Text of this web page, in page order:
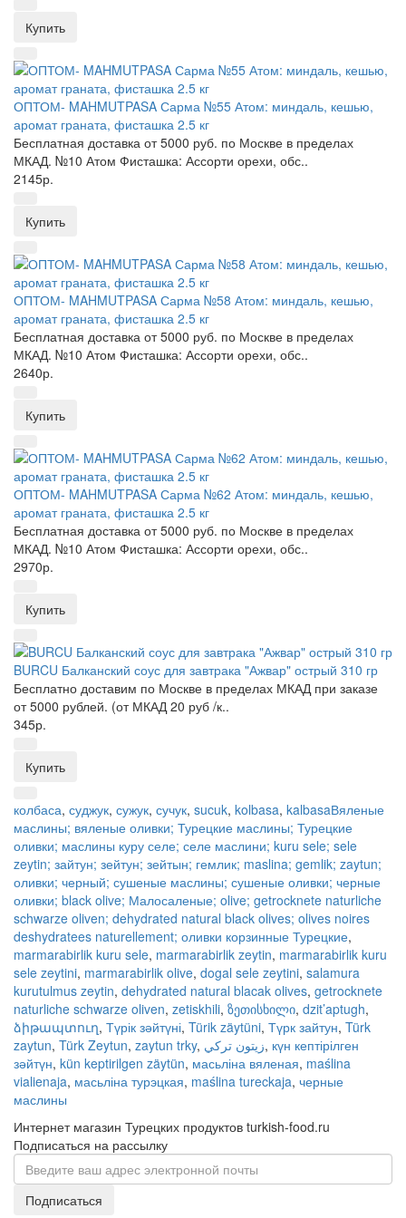
Купить
ОПТОМ- MAHMUTPASA Сарма №55 Атом: миндаль, кешью,
аромат граната, фисташка 2.5 кг
Бесплатная доставка от 5000 руб. по Москве в пределах
МКАД. №10 Атом Фисташка: Ассорти орехи, обс..
2145р.
Купить
ОПТОМ- MAHMUTPASA Сарма №58 Атом: миндаль, кешью,
аромат граната, фисташка 2.5 кг
Бесплатная доставка от 5000 руб. по Москве в пределах
МКАД. №10 Атом Фисташка: Ассорти орехи, обс..
2640р.
Купить
ОПТОМ- MAHMUTPASA Сарма №62 Атом: миндаль, кешью,
аромат граната, фисташка 2.5 кг
Бесплатная доставка от 5000 руб. по Москве в пределах
МКАД. №10 Атом Фисташка: Ассорти орехи, обс..
2970р.
Купить
BURCU Балканский соус для завтрака "Ажвар" острый 310 гр
Бесплатно доставим по Москве в пределах МКАД при заказе
от 5000 рублей. (от МКАД 20 руб /к..
345р.
Купить
колбаса, суджук, сужук, сучук, sucuk, kolbasa, kalbasaВяленые
маслины; вяленые оливки; Турецкие маслины; Турецкие
оливки; маслины куру селе; селе маслини; kuru sele; sele
zeytin; зайтун; зейтун; зейтын; гемлик; maslina; gemlik; zaytun;
оливки; черный; сушеные маслины; сушеные оливки; черные
оливки; black olive; Малосаленые; olive; getrocknete naturliche
schwarze oliven; dehydrated natural black olives; olives noires
deshydratees naturellement; оливки корзинные Турецкие,
marmarabirlik kuru sele, marmarabirlik zeytin, marmarabirlik kuru
sele zeytini, marmarabirlik olive, dogal sele zeytini, salamura
kurutulmus zeytin, dehydrated natural blacak olives, getrocknete
naturliche schwarze oliven, zetiskhili, ზეთისხილი, dzit’aptugh,
ձիթապտուղ, Түрік зәйтүні, Türik zäytüni, Түрк зайтун, Türk
zaytun, Türk Zeytun, zaytun trky, زيتون تركي, күн кептірілген
зәйтүн, kün keptirilgen zäytün, масьліна вяленая, maślina
vialienaja, масьліна турэцкая, maślina tureckaja, черные
маслины
Интернет магазин Турецких продуктов turkish-food.ru
Подписаться на рассылку
Подписаться